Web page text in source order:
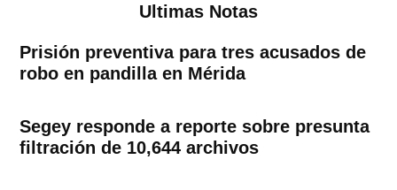
Ultimas Notas
Prisión preventiva para tres acusados de
robo en pandilla en Mérida
Segey responde a reporte sobre presunta
filtración de 10,644 archivos